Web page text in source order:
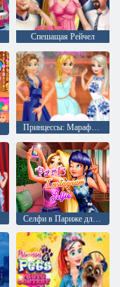
Спешащая Рейчел
Принцессы: Марафон вчечеринок
Селфи в Париже для Инстаграмма